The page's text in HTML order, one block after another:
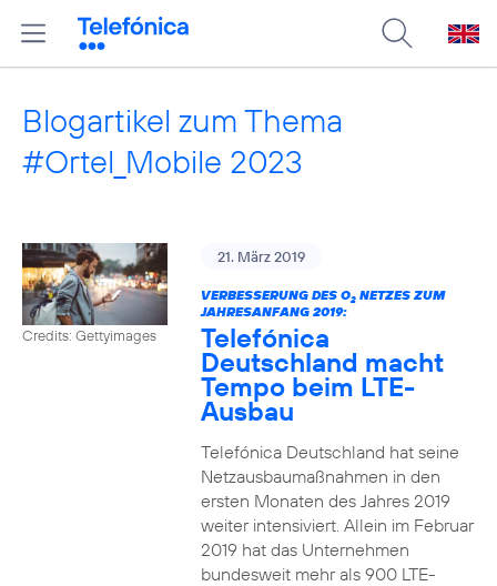
Blogartikel zum Thema
#Ortel_Mobile 2023
Credits: Gettyimages
21. März 2019
VERBESSERUNG DES O2NETZES ZUM
JAHRESANFANG 2019:
Telefónica
Deutschland macht
Tempo beim LTE-
Ausbau
Telefónica Deutschland hat seine
Netzausbaumaßnahmen in den
ersten Monaten des Jahres 2019
weiter intensiviert. Allein im Februar
2019 hat das Unternehmen
bundesweit mehr als 900 LTE-